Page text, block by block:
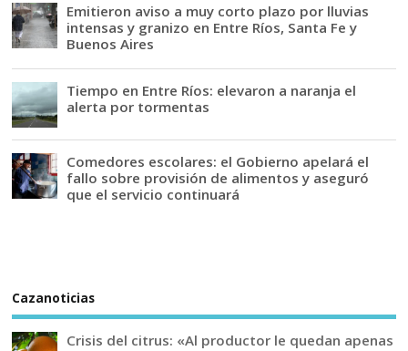
Emitieron aviso a muy corto plazo por lluvias
intensas y granizo en Entre Ríos, Santa Fe y
Buenos Aires
Tiempo en Entre Ríos: elevaron a naranja el
alerta por tormentas
Comedores escolares: el Gobierno apelará el
fallo sobre provisión de alimentos y aseguró
que el servicio continuará
Cazanoticias
Crisis del citrus: «Al productor le quedan apenas